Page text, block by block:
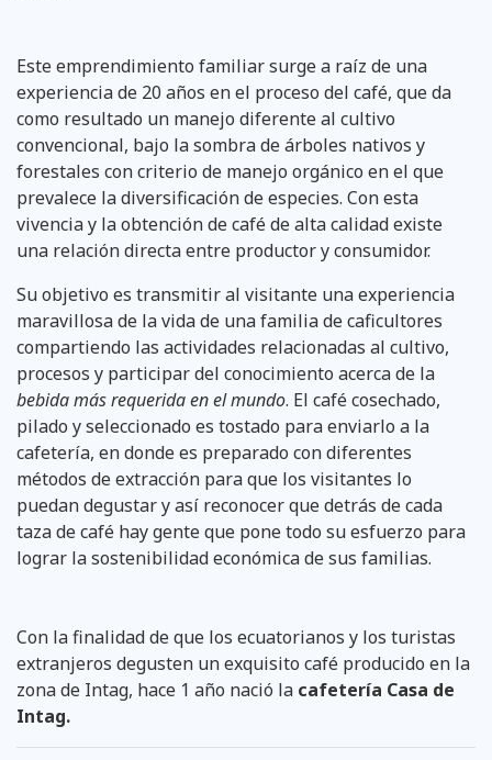
Este emprendimiento familiar surge a raíz de una
experiencia de 20 años en el proceso del café, que da
como resultado un manejo diferente al cultivo
convencional, bajo la sombra de árboles nativos y
forestales con criterio de manejo orgánico en el que
prevalece la diversificación de especies. Con esta
vivencia y la obtención de café de alta calidad existe
una relación directa entre productor y consumidor.
Su objetivo es transmitir al visitante una experiencia
maravillosa de la vida de una familia de caficultores
compartiendo las actividades relacionadas al cultivo,
procesos y participar del conocimiento acerca de la
bebida más requerida en el mundo. El café cosechado,
pilado y seleccionado es tostado para enviarlo a la
cafetería, en donde es preparado con diferentes
métodos de extracción para que los visitantes lo
puedan degustar y así reconocer que detrás de cada
taza de café hay gente que pone todo su esfuerzo para
lograr la sostenibilidad económica de sus familias.
Con la finalidad de que los ecuatorianos y los turistas
extranjeros degusten un exquisito café producido en la
zona de Intag, hace 1 año nació la cafetería Casa de
Intag.